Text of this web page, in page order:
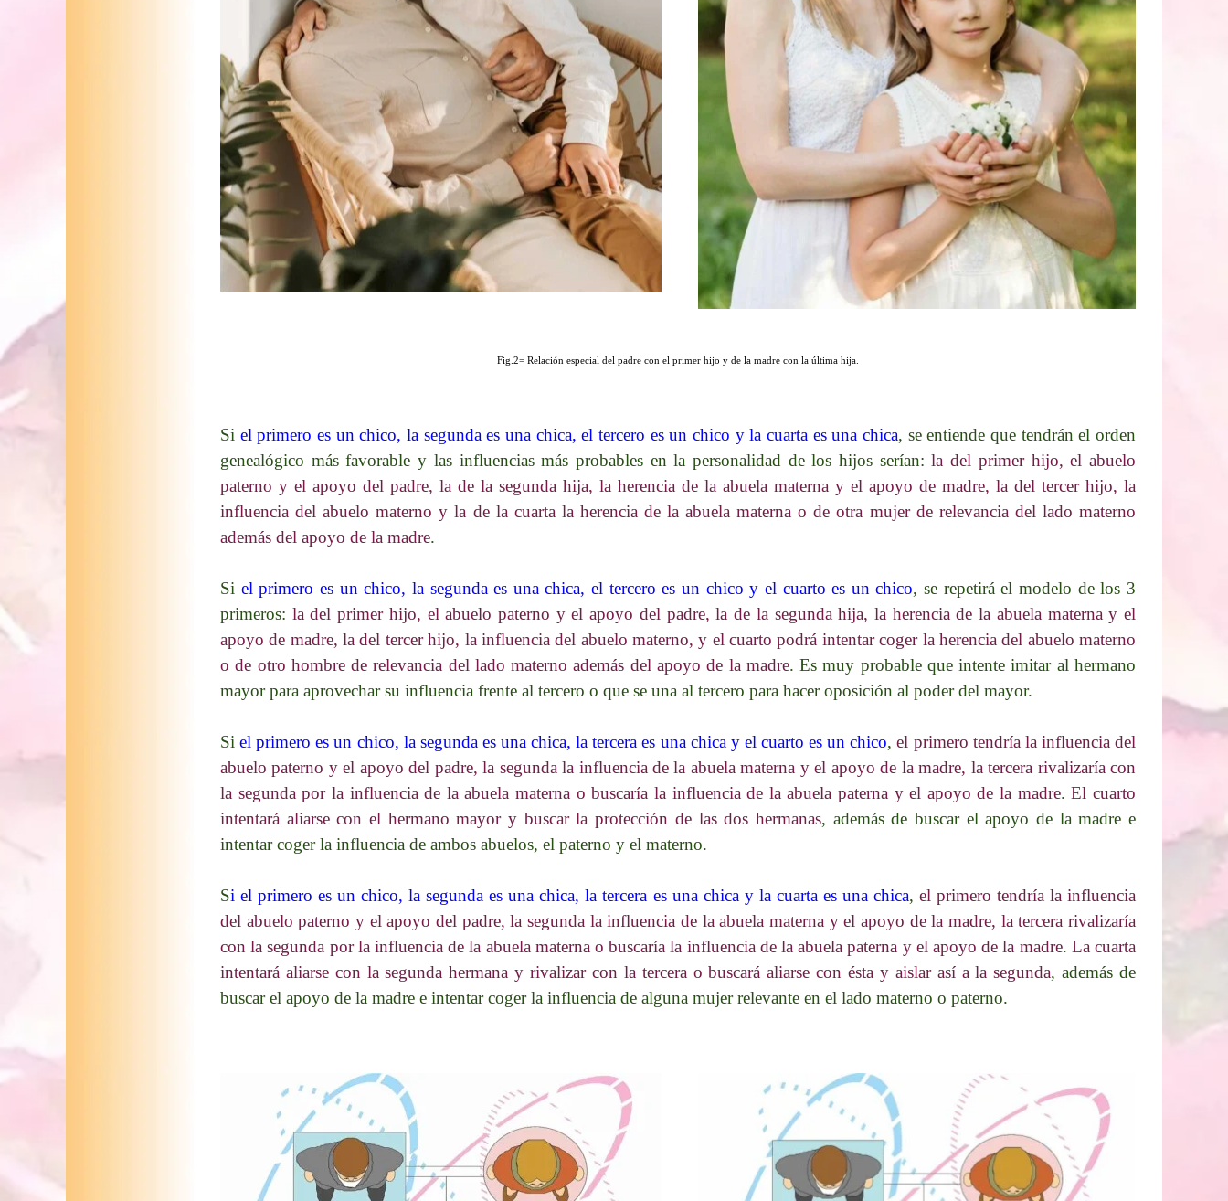
Fig.2= Relación especial del padre con el primer hijo y de la madre con la última hija.
Si el primero es un chico, la segunda es una chica, el tercero es un chico y la cuarta es una chica, se entiende que tendrán el orden
genealógico más favorable y las influencias más probables en la personalidad de los hijos serían:la del primer hijo, el abuelo
paterno y el apoyo del padre, la de la segunda hija, la herencia de la abuela materna y el apoyo de madre, la del tercer hijo, la
influencia del abuelo materno y la de la cuarta la herencia de la abuela materna o de otra mujer de relevancia del lado materno
además del apoyo de la madre.
Si el primero es un chico, la segunda es una chica, el tercero es un chico y el cuarto es un chico, se repetirá el modelo de los 3
primeros: la del primer hijo, el abuelo paterno y el apoyo del padre, la de la segunda hija, la herencia de la abuela materna y el
apoyo de madre, la del tercer hijo, la influencia del abuelo materno, y el cuarto podrá intentar coger la herencia del abuelo materno
o de otro hombre de relevancia del lado materno además del apoyo de la madre. Es muy probable que intente imitar al hermano
mayor para aprovechar su influencia frente al tercero o que se una al tercero para hacer oposición al poder del mayor.
Siel primero es un chico, la segunda es una chica, la tercera es una chica y el cuarto es un chico,el primero tendría la influencia del
abuelo paterno y el apoyo del padre, la segunda la influencia de la abuela materna y el apoyo de la madre, la tercera rivalizaría con
la segunda por la influencia de la abuela materna o buscaría la influencia de la abuela paterna y el apoyo de la madre.El cuarto
intentará aliarse con el hermano mayor y buscar la protección de las dos hermanas, además de buscar el apoyo de la madre e
intentar coger la influencia de ambos abuelos, el paterno y el materno.
Si el primero es un chico, la segunda es una chica, la tercera es una chica y la cuarta es una chica, el primero tendría la influencia
del abuelo paterno y el apoyo del padre, la segunda la influencia de la abuela materna y el apoyo de la madre, la tercera rivalizaría
con la segunda por la influencia de la abuela materna o buscaría la influencia de la abuela paterna y el apoyo de la madre. La cuarta
intentará aliarse con la segunda hermana y rivalizar con la tercera o buscará aliarse con ésta y aislar así a la segunda, además de
buscar el apoyo de la madre e intentar coger la influencia de alguna mujer relevante en el lado materno o paterno.